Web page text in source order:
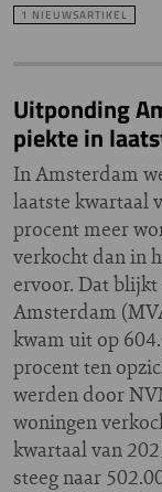
1 NIEUWSARTIKEL
Uitponding
piekte in
In Amsterdam
laatste kwartaal
procent meer
verkocht dan in
ervoor. Dat
Amsterdam
kwam uit op
procent ten
werden door
woningen
kwartaal van
steeg naar